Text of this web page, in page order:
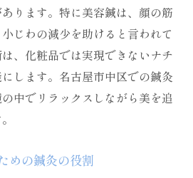
ります。特に美容鍼は、顔の筋
じわの減少を助けると言われて
、化粧品では実現できないナチ
します。名古屋市中区での鍼灸
中でリラックスしながら美を追
めの鍼灸の役割